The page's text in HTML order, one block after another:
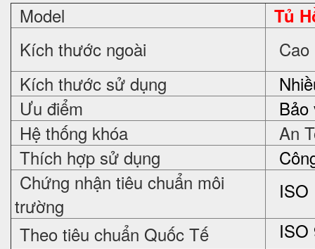
Model Tủ
Kích thước ngoài
Kích thước sử dụng
Ưu điểm
Bảo
Hệ thống khóa
An
Thích hợp sử dụng
Chứng nhận tiêu chuẩn môi
trường
ISO
Theo tiêu chuẩn Quốc Tế
ISO